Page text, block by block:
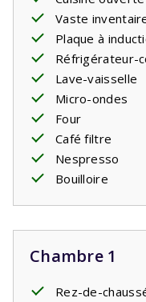
Vaste
Plaque à
Réfrigérateur-
Lave-vaisselle
Micro-ondes
Four
Café filtre
Nespresso
Bouilloire
Chambre 1
Rez-de-